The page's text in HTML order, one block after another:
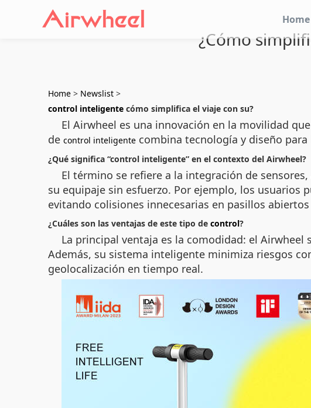
Home
¿Cómo
Home > Newslist >
control inteligente cómo simplifica el viaje con su?
El Airwheel es una innovación en la movilidad
de control inteligente combina tecnología y diseño para
¿Qué significa “control inteligente” en el contexto del Airwheel?
El término se refiere a la integración de
su equipaje sin esfuerzo. Por ejemplo, los
evitando colisiones innecesarias en pasillos
¿Cuáles son las ventajas de este tipo de control?
La principal ventaja es la comodidad: el
Además, su sistema inteligente minimiza riesgos
geolocalización en tiempo real.